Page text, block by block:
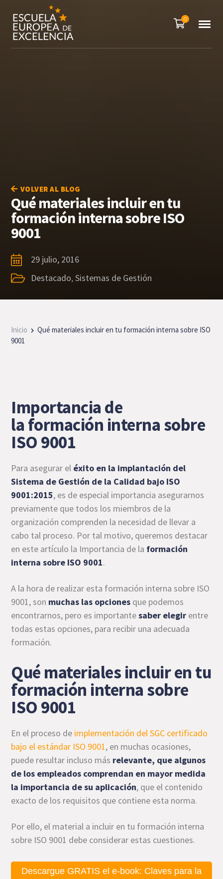
0
VOLVER AL BLOG
Qué materiales incluir en tu
formación interna sobre ISO
9001
29 julio, 2016
Destacado,Sistemas de Gestión
Inicio
Qué materiales incluir en tu formación interna sobre ISO
9001
Importancia de
la formación interna sobre
ISO 9001
Para asegurar el éxito en la implantación del
Sistema de Gestión de la Calidad bajo ISO
9001:2015, es de especial importancia asegurarnos
previamente que todos los miembros de la
organización comprenden la necesidad de llevar a
cabo tal proceso. Por tal motivo, queremos destacar
en este artículo la Importancia de la formación
interna sobre ISO 9001.
A la hora de realizar esta formación interna sobre ISO
9001, son muchas las opciones que podemos
encontrarnos, pero es importantesaber elegir entre
todas estas opciones, para recibir una adecuada
formación.
Qué materiales incluir en tu
formación interna sobre
ISO 9001
En el proceso de implementación del SGC certificado
bajo el estándar ISO 9001, en muchas ocasiones,
puede resultar incluso más relevante, que algunos
de los empleados comprendan en mayor medida
la importancia de su aplicación, que el contenido
exacto de los requisitos que contiene esta norma.
Por ello, el material a incluir en tu formación interna
sobre ISO 9001 debe considerar estas cuestiones.
Descargue GRATIS el e-book: Claves para la